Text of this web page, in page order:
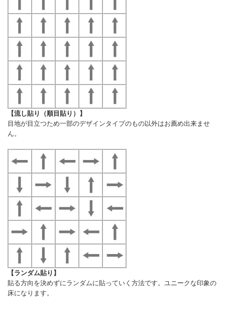
【流し貼り（順目貼り）】
目地が目立つため一部のデザインタイプのもの以外はお薦め出来ませ
ん。
【ランダム貼り】
貼る方向を決めずにランダムに貼っていく方法です。ユニークな印象の
床になります。